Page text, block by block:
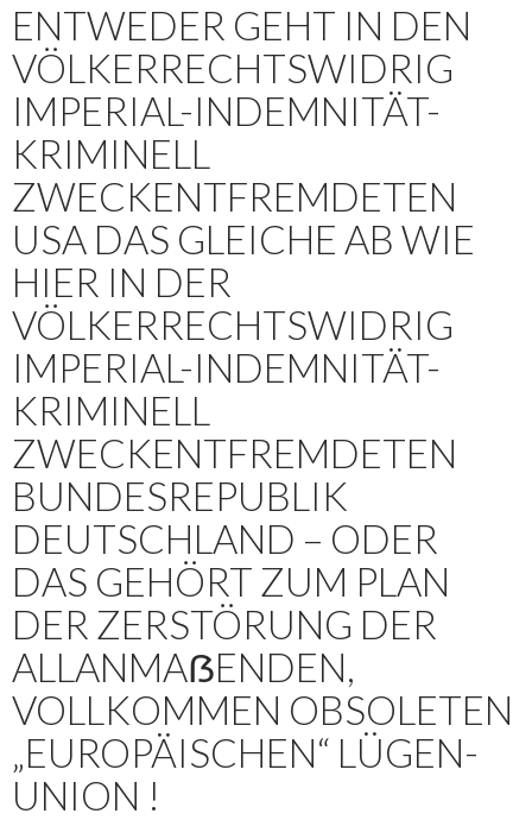
ENTWEDER GEHT IN DEN
VÖLKERRECHTSWIDRIG
IMPERIAL-INDEMNITÄT-
KRIMINELL
ZWECKENTFREMDETEN
USA DAS GLEICHE AB WIE
HIER IN DER
VÖLKERRECHTSWIDRIG
IMPERIAL-INDEMNITÄT-
KRIMINELL
ZWECKENTFREMDETEN
BUNDESREPUBLIK
DEUTSCHLAND – ODER
DAS GEHÖRT ZUM PLAN
DER ZERSTÖRUNG DER
ALLANMAẞENDEN,
VOLLKOMMEN OBSOLETEN
„EUROPÄISCHEN“ LÜGEN-
UNION !